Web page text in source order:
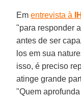
Ementrevista à
"para responder
antes de ser
los em sua
isso, é preciso
atinge grande
"Quem